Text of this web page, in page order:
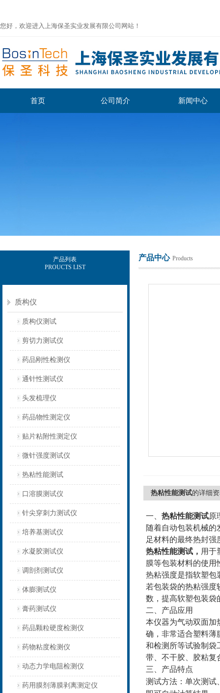
您好，欢迎进入上海保圣实业发展有限公司网站！
首页 公司简介 新闻中心
产品列表
PROUCTS LIST
质构仪
质构仪测试
剪切力测试仪
药品刚性检测仪
通针性测试仪
头发梳理仪
药品物性测定仪
贴片粘附性测定仪
微针强度测试仪
热粘性能测试
口溶膜测试仪
针尖穿刺力测试仪
培养基测试仪
水凝胶测试仪
调剖剂测试仪
体膨测试仪
膏药测试仪
药品颗粒硬度检测仪
药物粘度检测仪
动态力学电阻检测仪
药用膜剂薄膜剥离测定仪
产品中心 Products
热粘性能测试的详细
一、 热粘性能测试原
随着自动包装机械
足材料的最终热封强
热粘性能测试 ， 用于
膜等包装材料的使用
热粘强度是指软塑包
若包装袋的热粘强度
数，提高软塑包装袋
二、 产品应用
本仪器为气动双面加
确，非常适合塑料薄
和检测所等试验制袋
带、不干胶、胶粘复
三、产品特点
测试方法：单次测试